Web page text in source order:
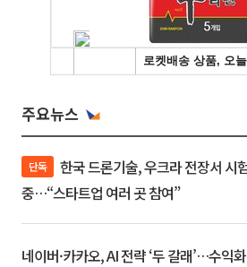
주요뉴스
단독
중…“스타트업 여러 곳 참여”
네이버·카카오, AI 전략 ‘두 갈래’…수익화